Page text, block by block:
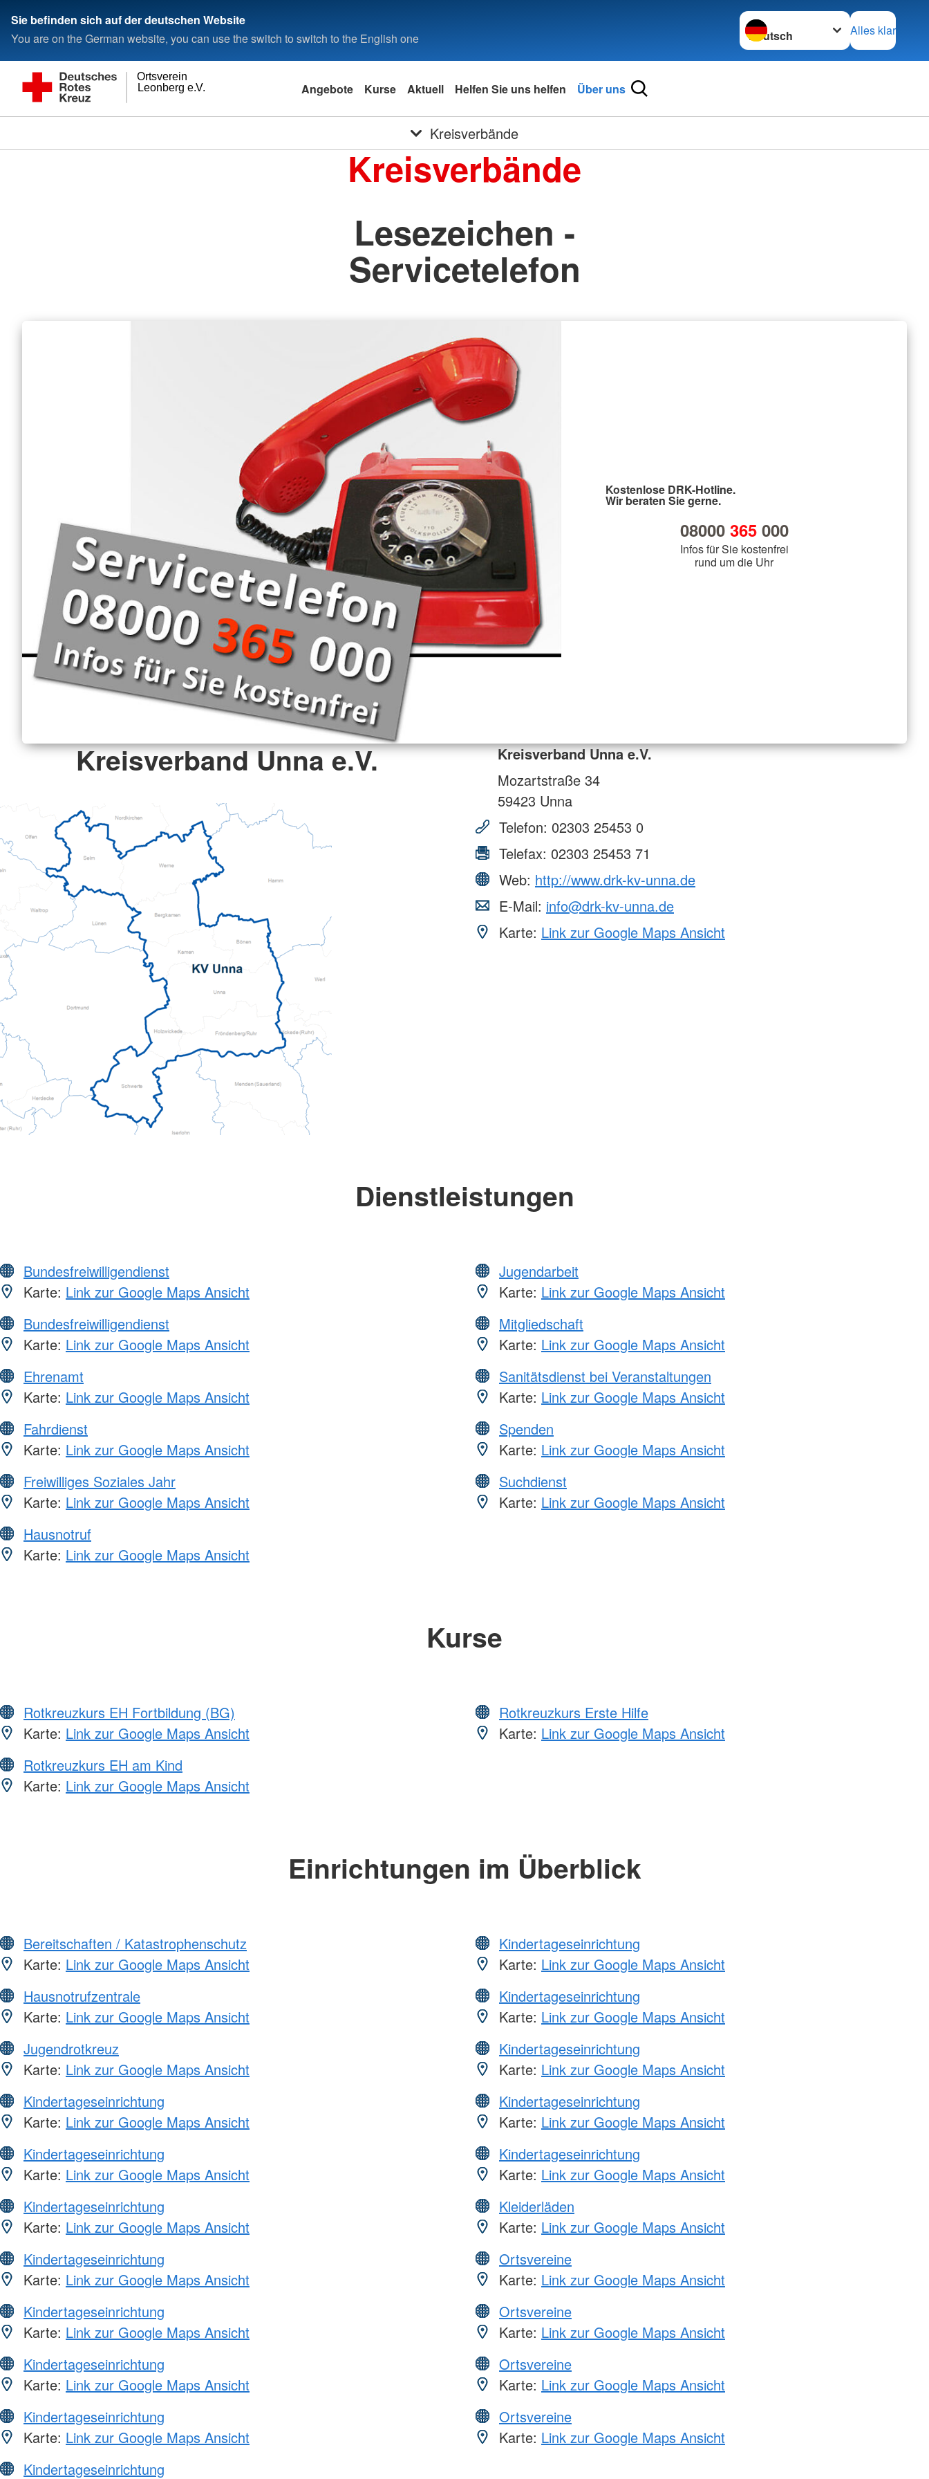
Sie befinden sich auf der deutschen Website
You are on the German website, you can use the switch to switch to the English one
Sprache wechseln zu
Alles klar
Leonberg e.V.
Ortsverein
Angebote Kurse Aktuell Helfen Sie uns helfen Über uns
Kreisverbände
Kreisverbände
Lesezeichen -
Servicetelefon
Kostenlose DRK-Hotline.
Wir beraten Sie gerne.
08000 365000
Infos für Sie kostenfrei
rund um die Uhr
Kreisverband Unna e.V.
Kreisverband Unna e.V.
Mozartstraße 34
59423 Unna
Telefon: 02303 25453 0
Telefax: 02303 25453 71
Web: http://www.drk-kv-unna.de
E-Mail: info@drk-kv-unna.de
Karte: Link zur Google Maps Ansicht
Dienstleistungen
Bundesfreiwilligendienst
Karte: Link zur Google Maps Ansicht
Bundesfreiwilligendienst
Karte: Link zur Google Maps Ansicht
Ehrenamt
Karte: Link zur Google Maps Ansicht
Fahrdienst
Karte: Link zur Google Maps Ansicht
Freiwilliges Soziales Jahr
Karte: Link zur Google Maps Ansicht
Hausnotruf
Karte: Link zur Google Maps Ansicht
Jugendarbeit
Karte: Link zur Google Maps Ansicht
Mitgliedschaft
Karte: Link zur Google Maps Ansicht
Sanitätsdienst bei Veranstaltungen
Karte: Link zur Google Maps Ansicht
Spenden
Karte: Link zur Google Maps Ansicht
Suchdienst
Karte: Link zur Google Maps Ansicht
Kurse
Rotkreuzkurs EH Fortbildung (BG)
Karte: Link zur Google Maps Ansicht
Rotkreuzkurs EH am Kind
Karte: Link zur Google Maps Ansicht
Rotkreuzkurs Erste Hilfe
Karte: Link zur Google Maps Ansicht
Einrichtungen im Überblick
Bereitschaften / Katastrophenschutz
Karte: Link zur Google Maps Ansicht
Hausnotrufzentrale
Karte: Link zur Google Maps Ansicht
Jugendrotkreuz
Karte: Link zur Google Maps Ansicht
Kindertageseinrichtung
Karte: Link zur Google Maps Ansicht
Kindertageseinrichtung
Karte: Link zur Google Maps Ansicht
Kindertageseinrichtung
Karte: Link zur Google Maps Ansicht
Kindertageseinrichtung
Karte: Link zur Google Maps Ansicht
Kindertageseinrichtung
Karte: Link zur Google Maps Ansicht
Kindertageseinrichtung
Karte: Link zur Google Maps Ansicht
Kindertageseinrichtung
Karte: Link zur Google Maps Ansicht
Kindertageseinrichtung
Kindertageseinrichtung
Karte: Link zur Google Maps Ansicht
Kindertageseinrichtung
Karte: Link zur Google Maps Ansicht
Kindertageseinrichtung
Karte: Link zur Google Maps Ansicht
Kindertageseinrichtung
Karte: Link zur Google Maps Ansicht
Kindertageseinrichtung
Karte: Link zur Google Maps Ansicht
Kleiderläden
Karte: Link zur Google Maps Ansicht
Ortsvereine
Karte: Link zur Google Maps Ansicht
Ortsvereine
Karte: Link zur Google Maps Ansicht
Ortsvereine
Karte: Link zur Google Maps Ansicht
Ortsvereine
Karte: Link zur Google Maps Ansicht